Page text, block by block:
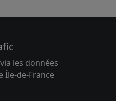
les données
Île-de-France